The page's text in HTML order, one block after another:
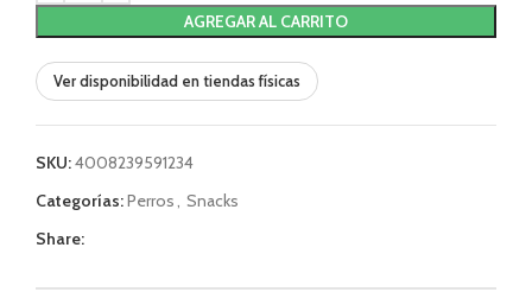
AGREGAR AL CARRITO
Ver disponibilidad en tiendas físicas
SKU:4008239591234
Categorías:Perros, Snacks
Share: